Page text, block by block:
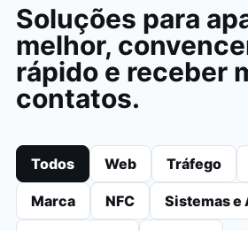
Soluções para
melhor,
rápido e receber
contatos.
Todos Web Tráfego
Marca NFC Sistemas e